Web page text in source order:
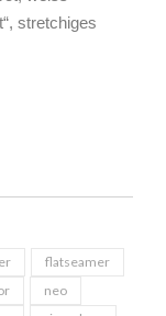
stretchiges
flatseamer
neo